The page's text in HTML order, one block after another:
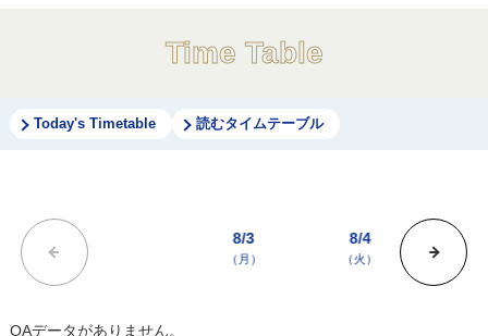
Time Table
Today's Timetable 読むタイムテーブル
8/3
（月）
8/4
（火）
8/5
（水
OAデータがありません。
Dokey、そしてChoice!～
19:55 - 20:00